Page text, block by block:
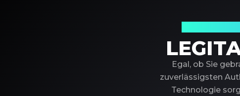
Egal, ob Sie
zuverlässigsten
Technologie